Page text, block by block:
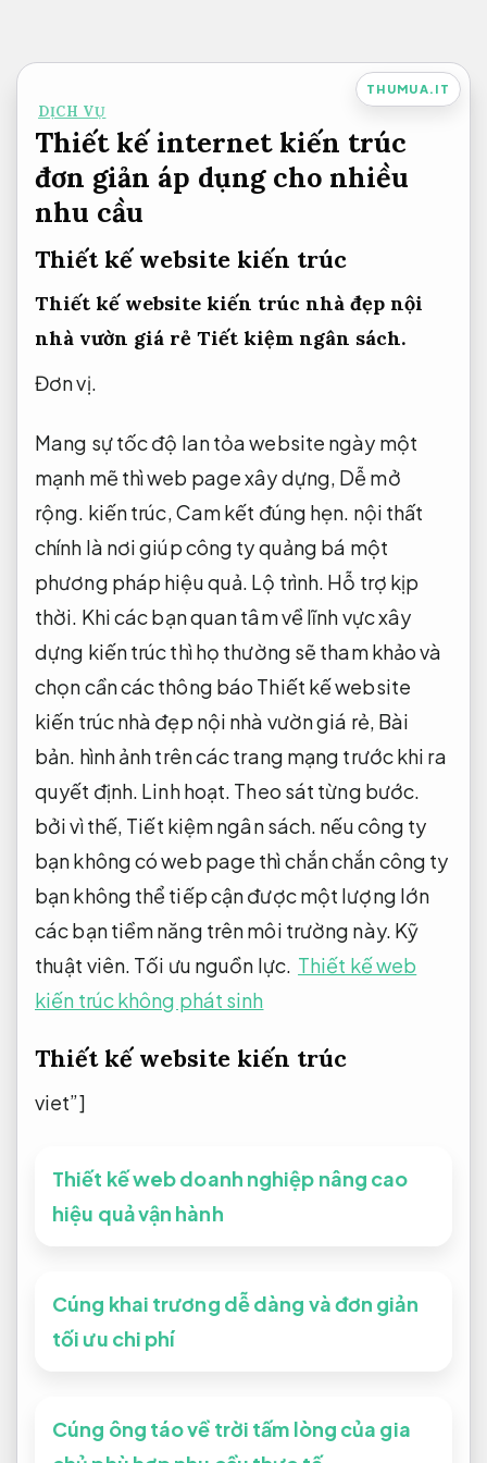
nội
dung
THUMUA.IT
DỊCH VỤ
Thiết kế internet kiến trúc
đơn giản áp dụng cho nhiều
nhu cầu
Thiết kế website kiến trúc
Thiết kế website kiến trúc nhà đẹp nội
nhà vườn giá rẻ Tiết kiệm ngân sách.
Đơn vị.
Mang sự tốc độ lan tỏa website ngày một
mạnh mẽ thì web page xây dựng, Dễ mở
rộng. kiến trúc,Cam kết đúng hẹn. nội thất
chính là nơi giúp công ty quảng bá một
phương pháp hiệu quả. Lộ trình. Hỗ trợ kịp
thời. Khi các bạn quan tâm về lĩnh vực xây
dựng kiến trúc thì họ thường sẽ tham khảo và
chọn cần các thông báo Thiết kế website
kiến trúc nhà đẹp nội nhà vườn giá rẻ, Bài
bản. hình ảnh trên các trang mạng trước khi ra
quyết định. Linh hoạt. Theo sát từng bước.
bởi vì thế, Tiết kiệm ngân sách. nếu công ty
bạn không có web page thì chắn chắn công ty
bạn không thể tiếp cận được một lượng lớn
các bạn tiềm năng trên môi trường này. Kỹ
thuật viên. Tối ưu nguồn lực. Thiết kế web
kiến trúc không phát sinh
Thiết kế website kiến trúc
viet”]
Thiết kế web doanh nghiệp nâng cao
hiệu quả vận hành
Cúng khai trương dễ dàng và đơn giản
tối ưu chi phí
Cúng ông táo về trời tấm lòng của gia